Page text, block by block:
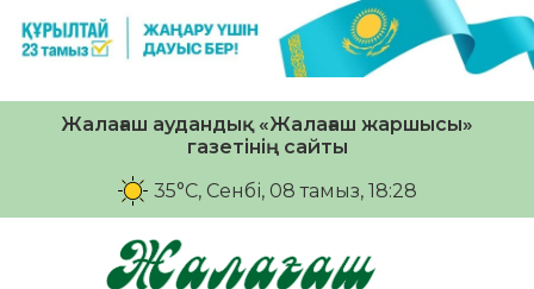
Жалағаш аудандық «Жалағаш жаршысы»
газетінің сайты
35°C, Сенбі, 08 тамыз, 18:28